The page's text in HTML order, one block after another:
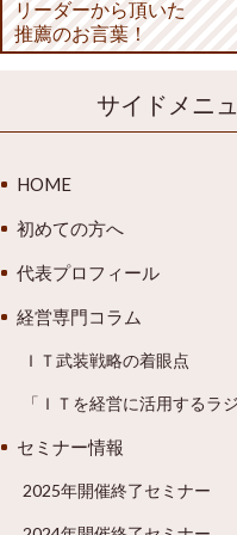
リーダーから頂いた
推薦のお言葉！
サイドメニ
HOME
初めての方へ
代表プロフィール
経営専門コラム
ＩＴ武装戦略の着眼点
「ＩＴを経営に活用するラジ
セミナー情報
2025年開催終了セミナー